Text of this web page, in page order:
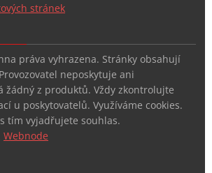
stránek
práva vyhrazena. Stránky obsahují
neposkytuje ani
žádný z produktů. Vždy zkontrolujte
u poskytovatelů. Využíváme cookies.
tím vyjadřujete souhlas.
Webnode